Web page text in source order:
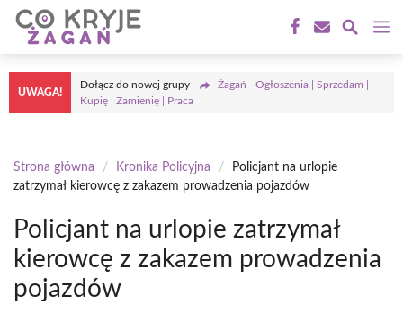
Przejdź
treści
UWAGA!
Dołącz do nowej grupy
Żagań - Ogłoszenia | Sprzedam |
Kupię | Zamienię | Praca
Strona główna / Kronika Policyjna /
Policjant na urlopie
zatrzymał kierowcę z zakazem prowadzenia pojazdów
Policjant na urlopie zatrzymał
kierowcę z zakazem prowadzenia
pojazdów